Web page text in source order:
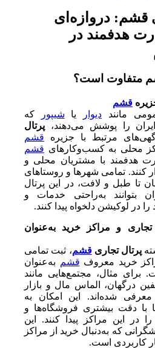
قشم: دروازه‌ای
هدفمند در
متفاوت است؟
قشم
مانند دیوار یا شیپور
که
را پوشش می‌دهند، پرتال
مرتبط با جزیره قشم
محلی به کسب‌وکارهای قشم
هدفمند با مشتریان محلی و
کنند. تمامی شهرها و روستاهای
تا طبل و لافت، در این پرتال
بتوانند به‌راحتی خدمات و
در لوکیشن دلخواه پیدا کنند.
و مراکز خرید به‌عنوان
پرتال تجاریقشم، ثبت تمامی
خرید معروف قشم به‌عنوان
برای مثال، مجتمع‌هایی مانند
درگهان، الماس مال و بازار
معرفی شده‌اند. این امکان به
با دقت بیشتری فروشگاه‌ها و
در این مراکز پیدا کنند. این
که به‌دنبال خرید از مراکز
کاربردی است.